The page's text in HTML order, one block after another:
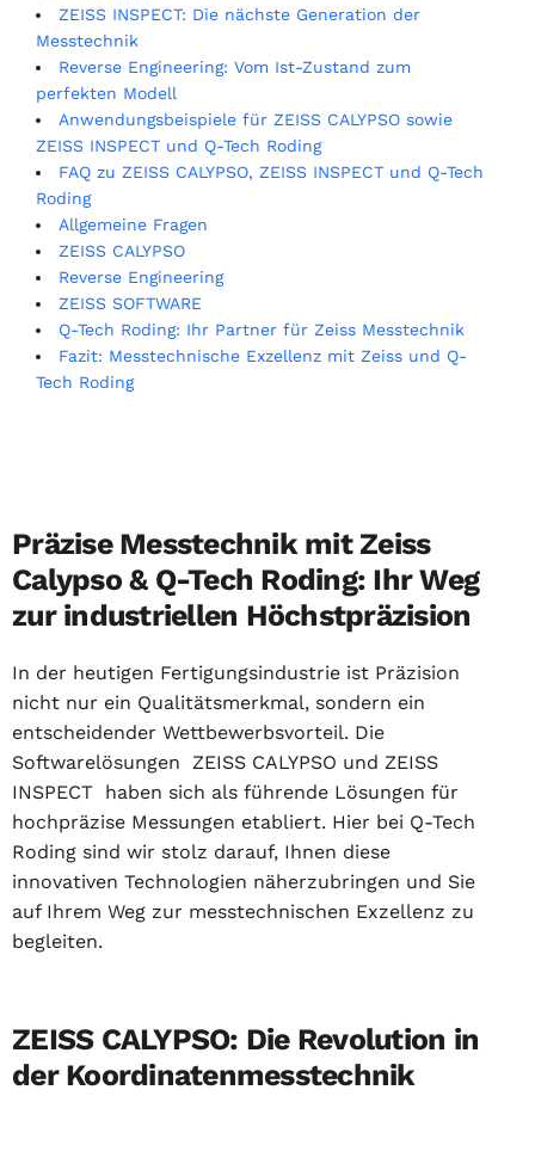
ZEISS INSPECT: Die nächste Generation der
Messtechnik
Reverse Engineering: Vom Ist-Zustand zum
perfekten Modell
Anwendungsbeispiele für ZEISS CALYPSO sowie
ZEISS INSPECT und Q-Tech Roding
FAQ zu ZEISS CALYPSO, ZEISS INSPECT und Q-Tech
Roding
Allgemeine Fragen
ZEISS CALYPSO
Reverse Engineering
ZEISS SOFTWARE
Q-Tech Roding: Ihr Partner für Zeiss Messtechnik
Fazit: Messtechnische Exzellenz mit Zeiss und Q-
Tech Roding
Präzise Messtechnik mit Zeiss
Calypso & Q-Tech Roding: Ihr Weg
zur industriellen Höchstpräzision
In der heutigen Fertigungsindustrie ist Präzision
nicht nur ein Qualitätsmerkmal, sondern ein
entscheidender Wettbewerbsvorteil. Die
Softwarelösungen ZEISS CALYPSO und ZEISS
INSPECT haben sich als führende Lösungen für
hochpräzise Messungen etabliert. Hier bei Q-Tech
Roding sind wir stolz darauf, Ihnen diese
innovativen Technologien näherzubringen und Sie
auf Ihrem Weg zur messtechnischen Exzellenz zu
begleiten.
ZEISS CALYPSO: Die Revolution in
der Koordinatenmesstechnik